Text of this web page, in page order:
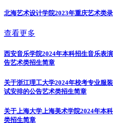
北海艺术设计学院2023年重庆艺术类
查看更多
西安音乐学院2024年本科招生音乐表
告艺术类招生简章
关于浙江理工大学2024年校考专业服
试安排的公告艺术类招生简章
关于上海大学上海美术学院2024年本
类招生简章